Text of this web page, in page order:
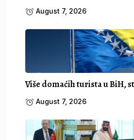
August 7, 2026
Više domaćih turista u BiH,
August 7, 2026